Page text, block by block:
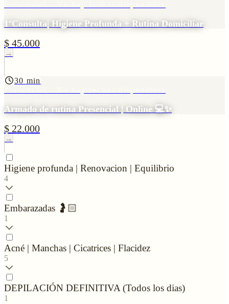
1ºConsulta| Higiene Profunda + Rutina Domiciliar
$ 45.000
→
30 min
Armado de rutina Presencial | Online 💻✨
$ 22.000
→
Higiene profunda | Renovacion | Equilibrio
4
Embarazadas 🤰🏻
1
Acné | Manchas | Cicatrices | Flacidez
5
DEPILACIÓN DEFINITIVA (Todos los dias)
1